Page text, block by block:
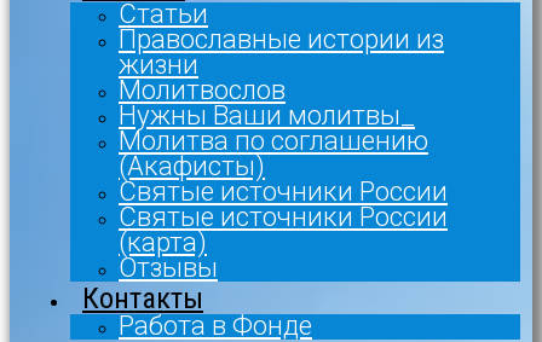
Статьи
Православные истории из
жизни
Молитвослов
Нужны Ваши молитвы_
Молитва по соглашению
(Акафисты)
Святые источники России
Святые источники России
(карта)
Отзывы
Контакты
Работа в Фонде